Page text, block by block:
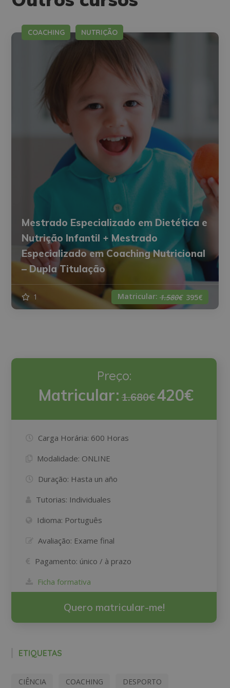
COACHING NUTRIÇÃO
Mestrado Especializado em Dietética e
Nutrição Infantil + Mestrado
Especializado em Coaching Nutricional
– Dupla Titulação
1 Matricular: 1.580€ 395€
Preço:
Matricular:1.680€420€
Carga Horária: 600 Horas
Modalidade: ONLINE
Duração: Hasta un año
Tutorias: Individuales
Idioma: Português
Avaliação: Exame final
Pagamento: único / à prazo
Ficha formativa
Quero matricular-me!
ETIQUETAS
CIÊNCIA COACHING DESPORTO